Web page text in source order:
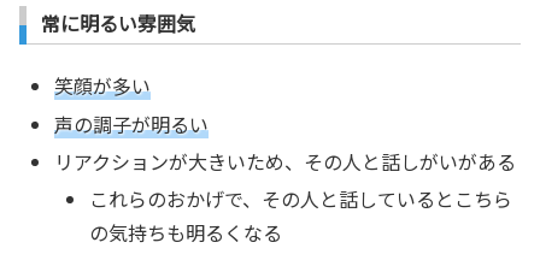
常に明るい雰囲気
笑顔が多い
声の調子が明るい
リアクションが大きいため、その人と話しがいがある
これらのおかげで、その人と話しているとこちら
の気持ちも明るくなる